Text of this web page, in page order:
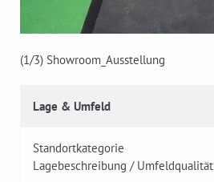
(1/3) Showroom_Ausstellung
Lage & Umfeld
Standortkategorie
Lagebeschreibung / Umfeldqualität